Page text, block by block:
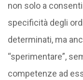
non solo a
specificità degli
determinati, ma
“sperimentare”,
competenze ad